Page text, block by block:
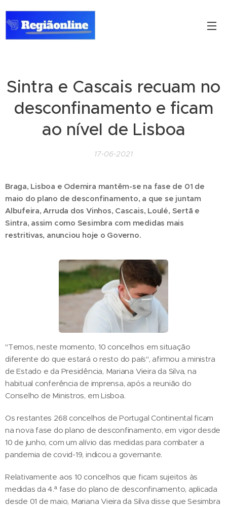
Sintra e Cascais recuam no
desconfinamento e ficam
ao nível de Lisboa
17-06-2021
Braga, Lisboa e Odemira mantêm-se na fase de 01 de
maio do plano de desconfinamento, a que se juntam
Albufeira, Arruda dos Vinhos, Cascais, Loulé, Sertã e
Sintra, assim como Sesimbra com medidas mais
restritivas, anunciou hoje o Governo.
"Temos, neste momento, 10 concelhos em situação
diferente do que estará o resto do país", afirmou a ministra
de Estado e da Presidência, Mariana Vieira da Silva, na
habitual conferência de imprensa, após a reunião do
Conselho de Ministros, em Lisboa.
Os restantes 268 concelhos de Portugal Continental ficam
na nova fase do plano de desconfinamento, em vigor desde
10 de junho, com um alívio das medidas para combater a
pandemia de covid-19, indicou a governante.
Relativamente aos 10 concelhos que ficam sujeitos às
medidas da 4.ª fase do plano de desconfinamento, aplicada
desde 01 de maio, Mariana Vieira da Silva disse que Sesimbra